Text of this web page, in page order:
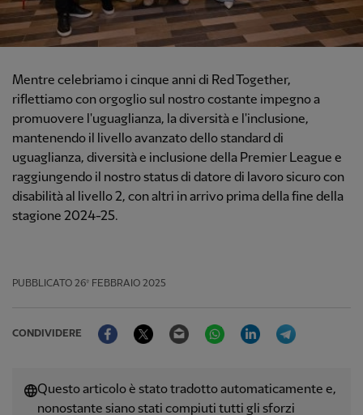
Mentre celebriamo i cinque anni di Red Together,
riflettiamo con orgoglio sul nostro costante impegno a
promuovere l'uguaglianza, la diversità e l'inclusione,
mantenendo il livello avanzato dello standard di
uguaglianza, diversità e inclusione della Premier League e
raggiungendo il nostro status di datore di lavoro sicuro con
disabilità al livello 2, con altri in arrivo prima della fine della
stagione 2024-25.
PUBBLICATO 26º FEBBRAIO 2025
CONDIVIDERE
FacebookTwitter Email WhatsAppLinkedIn
Questo articolo è stato tradotto automaticamente e,
nonostante siano stati compiuti tutti gli sforzi